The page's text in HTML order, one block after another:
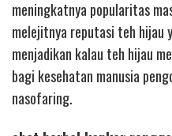
meningkatnya popularitas
melejitnya reputasi teh hijau
menjadikan kalau teh hijau
bagi kesehatan manusia
nasofaring.